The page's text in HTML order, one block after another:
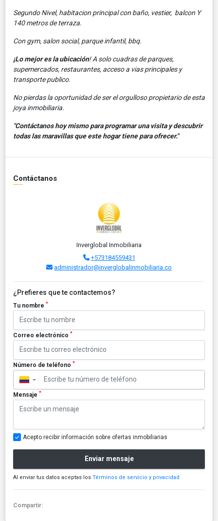
Segundo Nivel, habitacion principal con baño, vestier, balcon Y
140 metros de terraza.
Con gym, salon social, parque infantil, bbq.
¡Lo mejor es la ubicación!A solo cuadras de parques,
supemercados, restaurantes, acceso a vias principales y
transporte publico.
No pierdas la oportunidad de ser el orgulloso propietario de esta
joya inmobiliaria.
"Contáctanos hoy mismo para programar una visita y descubrir
todas las maravillas que este hogar tiene para ofrecer."
Contáctanos
Inverglobal Inmobiliaria
+573184559431
administrador@inverglobalinmobiliaria.co
¿Prefieres que te contactemos?
Tu nombre *
Correo electrónico *
Número de teléfono *
▼
Mensaje *
Acepto recibir información sobre ofertas inmobiliarias
Enviar mensaje
Al enviar tus datos aceptas los Términos de servicio y privacidad
Compartir: